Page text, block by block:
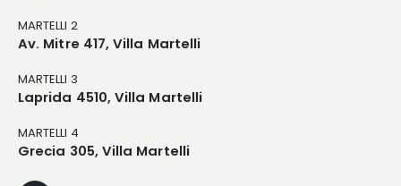
MARTELLI 2
Av. Mitre 417, Villa Martelli
MARTELLI 3
Laprida 4510, Villa Martelli
MARTELLI 4
Grecia 305, Villa Martelli